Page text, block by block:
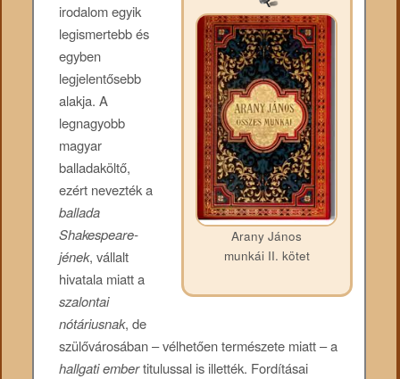
Arany János
munkái II. kötet
irodalom egyik
legismertebb és
egyben
legjelentősebb
alakja. A
legnagyobb
magyar
balladaköltő,
ezért nevezték a
ballada
Shakespeare-
jének, vállalt
hivatala miatt a
szalontai
nótáriusnak, de
szülővárosában – vélhetően természete miatt – a
hallgati embertitulussal is illették. Fordításai